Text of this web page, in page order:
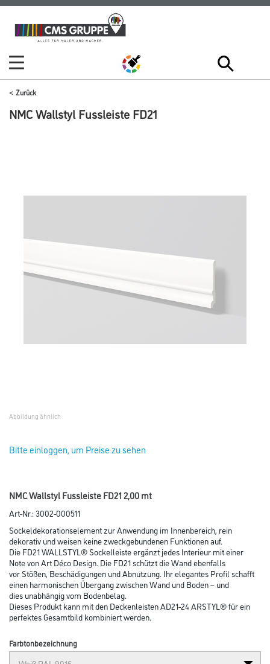
Zum
Inhalt
Zum
Navigationsmenü
Zurück
NMC Wallstyl Fussleiste FD21
Abbildung ähnlich
Bitte einloggen, um Preise zu sehen
NMC Wallstyl Fussleiste FD21 2,00 mt
Art-Nr.:3002-000511
Sockeldekorationselement zur Anwendung im Innenbereich, rein
dekorativ und weisen keine zweckgebundenen Funktionen auf.
Die FD21 WALLSTYL® Sockelleiste ergänzt jedes Interieur mit einer
Note von Art Déco Design. Die FD21 schützt die Wand ebenfalls
vor Stößen, Beschädigungen und Abnutzung. Ihr elegantes Profil schafft
einen harmonischen Übergang zwischen Wand und Boden – und
dies unabhängig vom Bodenbelag.
Dieses Produkt kann mit den Deckenleisten AD21-24 ARSTYL® für ein
perfektes Gesamtbild kombiniert werden.
Farbtonbezeichnung